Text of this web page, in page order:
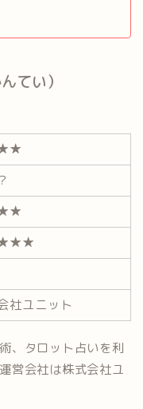
てい）
社ユニット
、タロット占いを利
営会社は株式会社ユ